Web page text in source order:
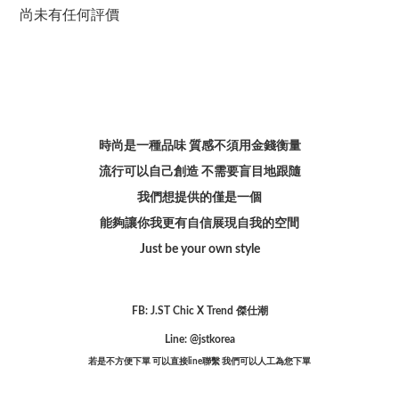
尚未有任何評價
時尚是一種品味 質感不須用金錢衡量
流行可以自己創造 不需要盲目地跟隨
我們想提供的僅是一個
能夠讓你我更有自信展現自我的空間
Just be your own style
FB: J.ST Chic X Trend 傑仕潮
Line: @jstkorea
若是不方便下單 可以直接line聯繫 我們可以人工為您下單